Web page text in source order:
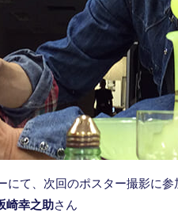
にて、次回のポスター撮影に参
崎幸之助さん